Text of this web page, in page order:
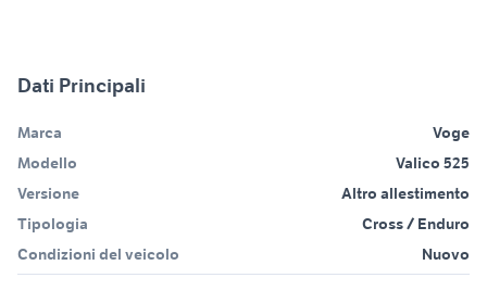
Dati Principali
Marca
Voge
Modello
Valico 525
Versione
Altro allestimento
Tipologia
Cross / Enduro
Condizioni del veicolo
Nuovo